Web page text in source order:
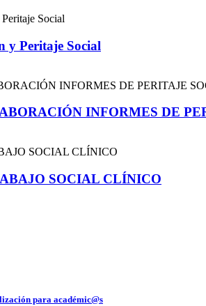
y Peritaje Social
INFORMES DE
SOCIAL CLÍNICO
para académic@s